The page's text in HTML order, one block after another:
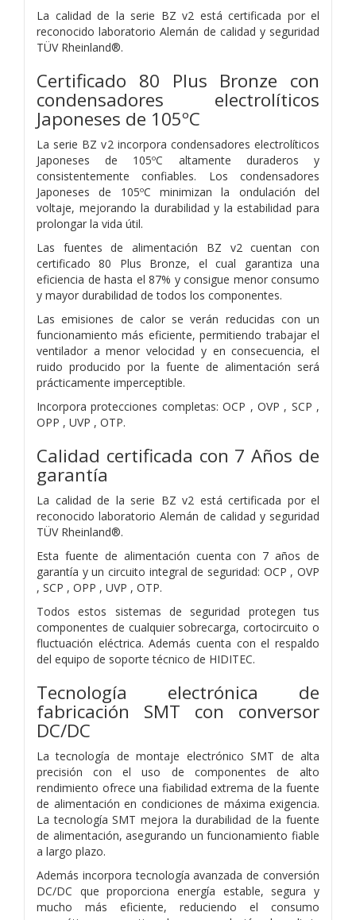
La calidad de la serie BZ v2 está certificada por el
reconocido laboratorio Alemán de calidad y seguridad
TÜV Rheinland®.
Certificado 80 Plus Bronze con
condensadores electrolíticos
Japoneses de 105ºC
La serie BZ v2 incorpora condensadores electrolíticos
Japoneses de 105ºC altamente duraderos y
consistentemente confiables. Los condensadores
Japoneses de 105ºC minimizan la ondulación del
voltaje, mejorando la durabilidad y la estabilidad para
prolongar la vida útil.
Las fuentes de alimentación BZ v2 cuentan con
certificado 80 Plus Bronze, el cual garantiza una
eficiencia de hasta el 87% y consigue menor consumo
y mayor durabilidad de todos los componentes.
Las emisiones de calor se verán reducidas con un
funcionamiento más eficiente, permitiendo trabajar el
ventilador a menor velocidad y en consecuencia, el
ruido producido por la fuente de alimentación será
prácticamente imperceptible.
Incorpora protecciones completas: OCP , OVP , SCP ,
OPP , UVP , OTP.
Calidad certificada con 7 Años de
garantía
La calidad de la serie BZ v2 está certificada por el
reconocido laboratorio Alemán de calidad y seguridad
TÜV Rheinland®.
Esta fuente de alimentación cuenta con 7 años de
garantía y un circuito integral de seguridad: OCP , OVP
, SCP , OPP , UVP , OTP.
Todos estos sistemas de seguridad protegen tus
componentes de cualquier sobrecarga, cortocircuito o
fluctuación eléctrica. Además cuenta con el respaldo
del equipo de soporte técnico de HIDITEC.
Tecnología electrónica de
fabricación SMT con conversor
DC/DC
La tecnología de montaje electrónico SMT de alta
precisión con el uso de componentes de alto
rendimiento ofrece una fiabilidad extrema de la fuente
de alimentación en condiciones de máxima exigencia.
La tecnología SMT mejora la durabilidad de la fuente
de alimentación, asegurando un funcionamiento fiable
a largo plazo.
Además incorpora tecnología avanzada de conversión
DC/DC que proporciona energía estable, segura y
mucho más eficiente, reduciendo el consumo